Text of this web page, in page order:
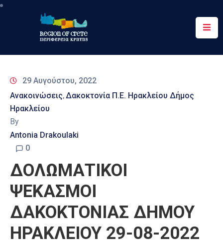
Περιφέρεια
&
Δράσεις
Ψηφιακές
Υπηρεσίες
Επικοινωνία
29 Αυγούστου, 2022
Ανακοινώσεις‚Δακοκτονία Π.Ε. Ηρακλείου Δήμος
Ηρακλείου
By
Antonia Drakoulaki
0
ΔΟΛΩΜΑΤΙΚΟΙ
ΨΕΚΑΣΜΟΙ
ΔΑΚΟΚΤΟΝΙΑΣ ΔΗΜΟΥ
ΗΡΑΚΛΕΙΟΥ 29-08-2022